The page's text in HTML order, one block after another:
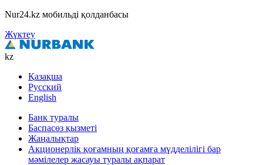
Nur24.kz мобильді қолданбасы
Жүктеу
kz
Қазақша
Русский
English
Банк туралы
Баспасөз қызметі
Жаңалықтар
Акционерлік қоғамның қоғамға мүдделілігі бар
мәмілелер жасауы туралы ақпарат